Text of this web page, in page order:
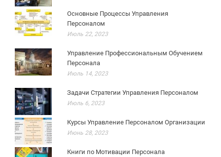
Основные Процессы Управления
Персоналом
Июль 22, 2023
Управление Профессиональным Обучением
Персонала
Июль 14, 2023
Задачи Стратегии Управления Персоналом
Июль 6, 2023
Курсы Управление Персоналом Организации
Июнь 28, 2023
Книги по Мотивации Персонала